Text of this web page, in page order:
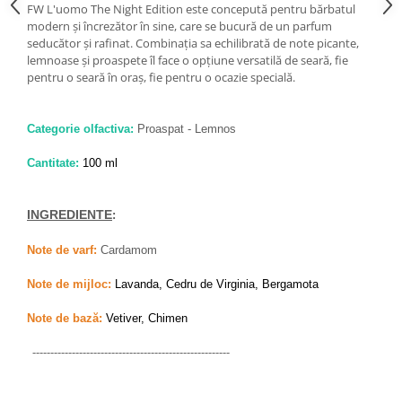
Zaien
Zirconia
Oferta Saptamanii
Mai Multe >>
Parfumuri clona / Dupes
Puncte Cadou
Blog
FW L'uomo The Night Edition este concepută pentru bărbatul
modern și încrezător în sine, care se bucură de un parfum
seducător și rafinat. Combinația sa echilibrată de note picante,
lemnoase și proaspete îl face o opțiune versatilă de seară, fie
pentru o seară în oraș, fie pentru o ocazie specială.
Categorie olfactiva: Proaspat - Lemnos
Cantitate: 100 ml
INGREDIENTE:
Note de varf: Cardamom
Note de mijloc: Lavanda, Cedru de Virginia, Bergamota
Note de bază: Vetiver, Chimen
-------------------------------------------------------